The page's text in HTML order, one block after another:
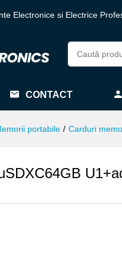
Electronice si Electrice
CONTACT
portabile / Carduri